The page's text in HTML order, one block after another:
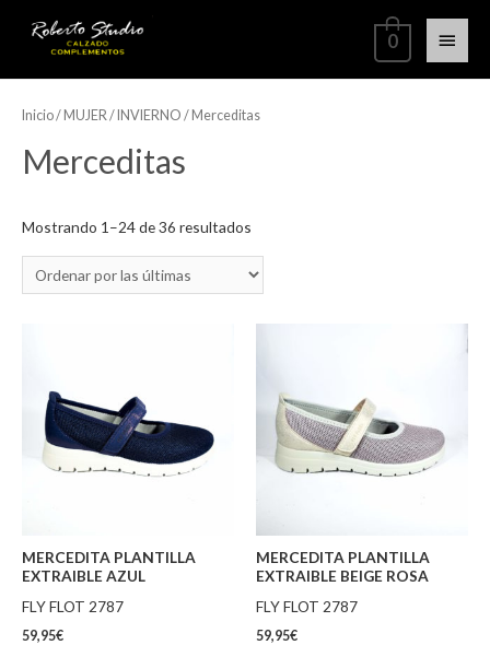
0
Inicio/MUJER /INVIERNO / Merceditas
Merceditas
Mostrando 1–24 de 36 resultados
MERCEDITA PLANTILLA
EXTRAIBLE AZUL
FLY FLOT 2787
59,95€
MERCEDITA PLANTILLA
EXTRAIBLE BEIGE ROSA
FLY FLOT 2787
59,95€